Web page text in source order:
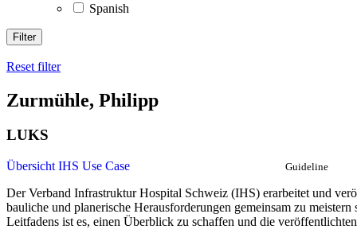
Spanish
Filter
Reset filter
Zurmühle, Philipp
LUKS
Übersicht IHS Use Case Guideline
Der Verband Infrastruktur Hospital Schweiz (IHS) erarbeitet und
bauliche und planerische Herausforderungen gemeinsam zu
Leitfadens ist es, einen Überblick zu schaffen und die